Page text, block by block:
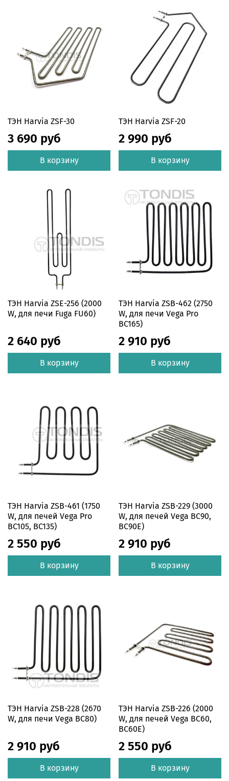
ТЭН Harvia ZSF-30
3 690 руб
В корзину
ТЭН Harvia ZSF-20
2 990 руб
В корзину
ТЭН Harvia ZSE-256 (2000
W, для печи Fuga FU60)
2 640 руб
В корзину
ТЭН Harvia ZSB-462 (2750
W, для печи Vega Pro
BC165)
2 910 руб
В корзину
ТЭН Harvia ZSB-461 (1750
W, для печей Vega Pro
BC105, BC135)
2 550 руб
В корзину
ТЭН Harvia ZSB-229 (3000
W, для печей Vega BC90,
BC90E)
2 910 руб
В корзину
ТЭН Harvia ZSB-228 (2670
W, для печи Vega BC80)
2 910 руб
В корзину
ТЭН Harvia ZSB-226 (2000
W, для печей Vega BC60,
BC60E)
2 550 руб
В корзину